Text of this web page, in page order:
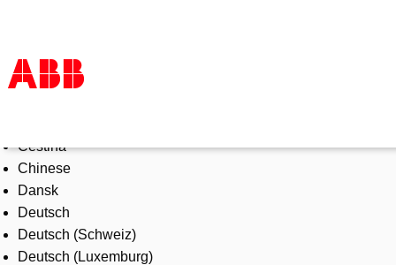
Products & Solutions
Industries
Services
About us
Where to buy
Contact us
Čeština
Chinese
Dansk
Deutsch
Deutsch (Schweiz)
Deutsch (Luxemburg)